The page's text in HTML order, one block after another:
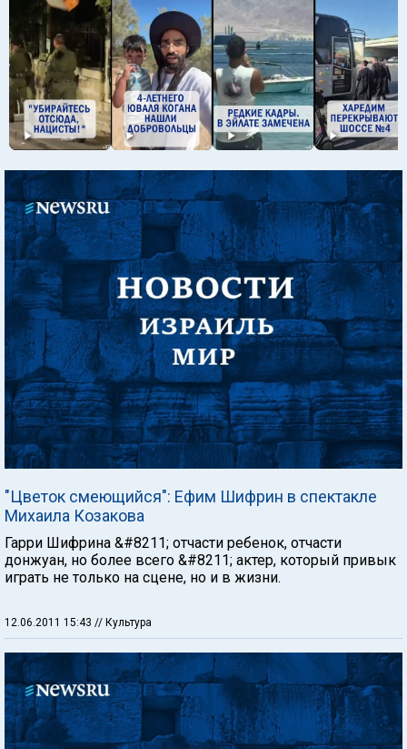
"Цветок смеющийся": Ефим Шифрин в спектакле
Михаила Козакова
Гарри Шифрина &#8211; отчасти ребенок, отчасти
донжуан, но более всего &#8211; актер, который привык
играть не только на сцене, но и в жизни.
12.06.2011 15:43 // Культура